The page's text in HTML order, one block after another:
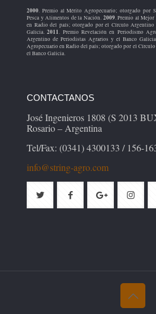
2000. Premio al Mérito Agropecuario; otorgado por
Pesca y Alimentos de la Nación. 2009. Premio al
en Radio del país; otorgado por el Círculo
Galicia.2011. Premio Revelación en Periodismo
Argentino de Periodistas Agrarios y el Banco
Agropecuario en Radio del país; otorgado por el
el Banco Galicia.
CONTACTANOS
José Ingenieros 1808 (S 2013
Rosario – Argentina
Tel/Fax: (0341) 4300133 / 156-
info@string-agro.com